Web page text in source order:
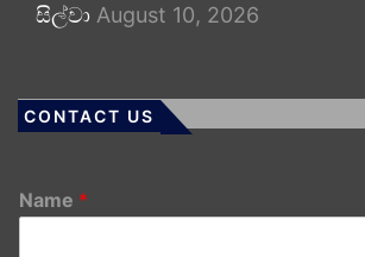
සිල්වා August 10, 2026
CONTACT US
Name *